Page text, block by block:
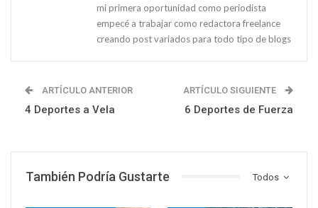
mi primera oportunidad como periodista
empecé a trabajar como redactora freelance
creando post variados para todo tipo de blogs
ARTÍCULO ANTERIOR
4 Deportes a Vela
ARTÍCULO SIGUIENTE
6 Deportes de Fuerza
Todos
También Podría Gustarte